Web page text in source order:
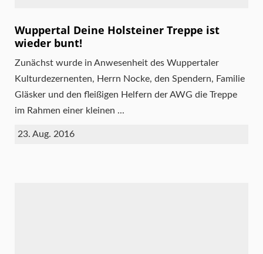
Wuppertal Deine Holsteiner Treppe ist
wieder bunt!
Zunächst wurde in Anwesenheit des Wuppertaler
Kulturdezernenten, Herrn Nocke, den Spendern, Familie
Gläsker und den fleißigen Helfern der AWG die Treppe
im Rahmen einer kleinen ...
23. Aug. 2016